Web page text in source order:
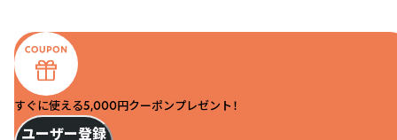
すぐに使える5,000円クーポンプレゼント！
ユーザー登録